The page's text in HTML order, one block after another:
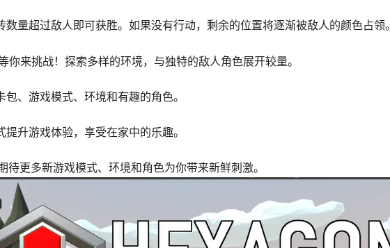
量超过敌人即可获胜。如果没有行动，剩余的位置将逐渐被敌人的颜色占领。
来挑战！探索多样的环境，与独特的敌人角色展开较量。
、游戏模式、环境和有趣的角色。
升游戏体验，享受在家中的乐趣。
更多新游戏模式、环境和角色为你带来新鲜刺激。